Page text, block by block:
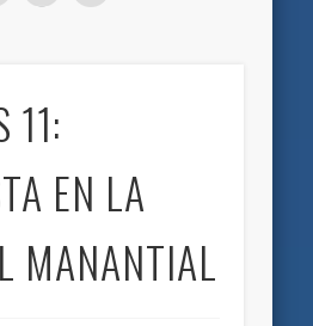
11:
EN LA
MANANTIAL